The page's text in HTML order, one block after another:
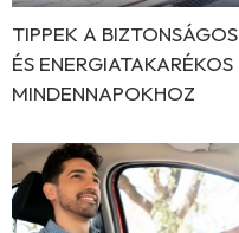
TIPPEK A BIZTONSÁGOS
ÉS ENERGIATAKARÉKOS
MINDENNAPOKHOZ